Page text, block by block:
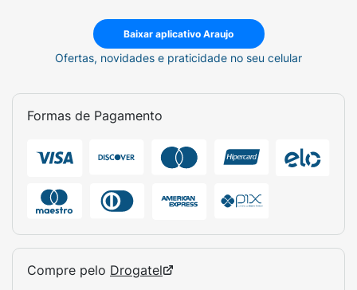
Baixar aplicativo Araujo
Ofertas, novidades e praticidade no seu celular
Formas de Pagamento
Compre pelo Drogatel